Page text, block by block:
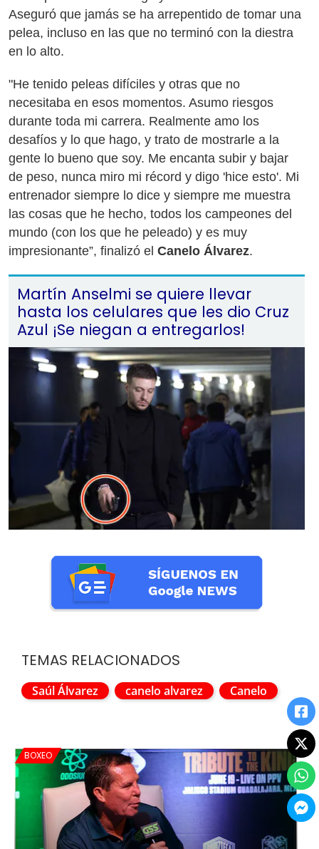
Aseguró que jamás se ha arrepentido de tomar una
pelea, incluso en las que no terminó con la diestra
en lo alto.
"He tenido peleas difíciles y otras que no
necesitaba en esos momentos. Asumo riesgos
durante toda mi carrera. Realmente amo los
desafíos y lo que hago, y trato de mostrarle a la
gente lo bueno que soy. Me encanta subir y bajar
de peso, nunca miro mi récord y digo 'hice esto'. Mi
entrenador siempre lo dice y siempre me muestra
las cosas que he hecho, todos los campeones del
mundo (con los que he peleado) y es muy
impresionante”, finalizó el Canelo Álvarez.
Martín Anselmi se quiere llevar
hasta los celulares que les dio Cruz
Azul ¡Se niegan a entregarlos!
TEMAS RELACIONADOS
Saúl Álvarez canelo alvarez Canelo
BOXEO